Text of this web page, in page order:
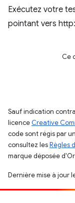
Exécutez votre
pointant vers
Ce
Sauf indication
licence Creative
code sont régis par
consultez lesRègles
marque déposée
Dernière mise à jour